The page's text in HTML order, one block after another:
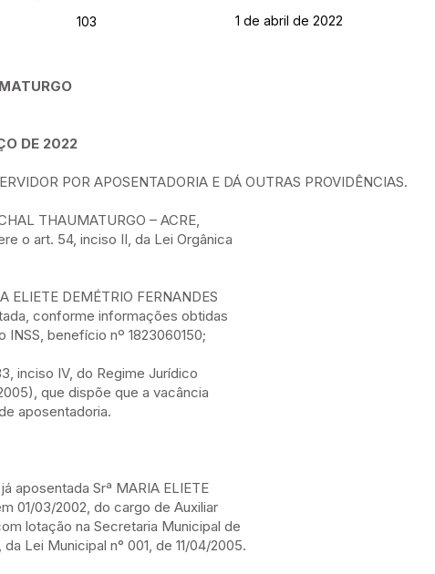
103 1 de abril de 2022
DE 2022
POR APOSENTADORIA E DÁ OUTRAS PROVIDÊNCIAS.
THAUMATURGO – ACRE,
o art. 54, inciso II, da Lei Orgânica
DEMÉTRIO FERNANDES
conforme informações obtidas
benefício nº 1823060150;
inciso IV, do Regime Jurídico
que dispõe que a vacância
aposentadoria.
aposentada Srª MARIA ELIETE
01/03/2002, do cargo de Auxiliar
lotação na Secretaria Municipal de
Lei Municipal n° 001, de 11/04/2005.